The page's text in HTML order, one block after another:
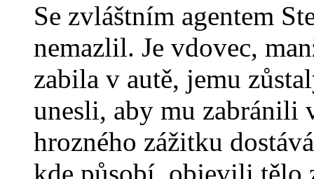
Se zvláštním agentem
nemazlil. Je vdovec,
zabila v autě, jemu
unesli, aby mu zabránili
hrozného zážitku